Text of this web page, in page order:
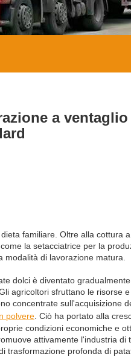
a
familiare. Oltre alla cottura a
la setacciatrice per la
di lavorazione matura.
dolci è diventato
agricoltori sfruttano le risorse
concentrate sull'acquisizione
polvere . Ciò ha portato alla
condizioni economiche e
attivamente l'industria di
trasformazione profonda di